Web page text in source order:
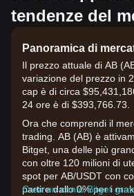
tendenze del
Panoramica di
Il prezzo attuale di AB
variazione del prezzo in
cap è di circa
24 ore è di $393,766.73.
Ora che comprendi il
trading. AB (AB) è
Bitget, una delle più
con oltre 120 milioni di
spot per AB/USDT con
partire dallo 0% per i
Crea un conto Bitget